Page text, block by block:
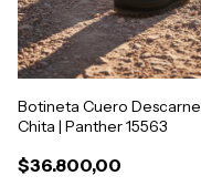
Botineta Cuero Descarne
Chita | Panther 15563
$36.800,00